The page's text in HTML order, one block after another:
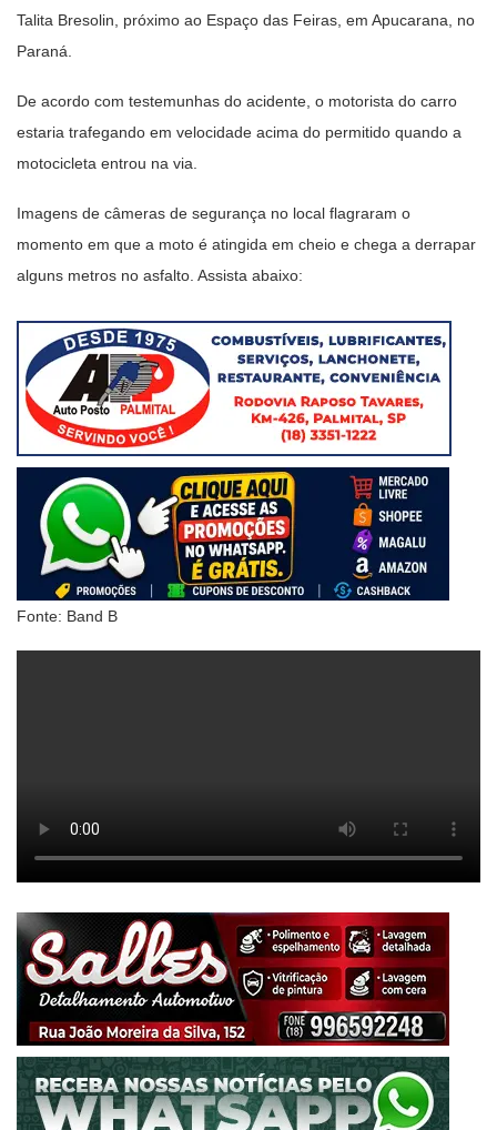
Talita Bresolin, próximo ao Espaço das Feiras, em Apucarana, no
Paraná.
De acordo com testemunhas do acidente, o motorista do carro
estaria trafegando em velocidade acima do permitido quando a
motocicleta entrou na via.
Imagens de câmeras de segurança no local flagraram o
momento em que a moto é atingida em cheio e chega a derrapar
alguns metros no asfalto. Assista abaixo:
Fonte: Band B